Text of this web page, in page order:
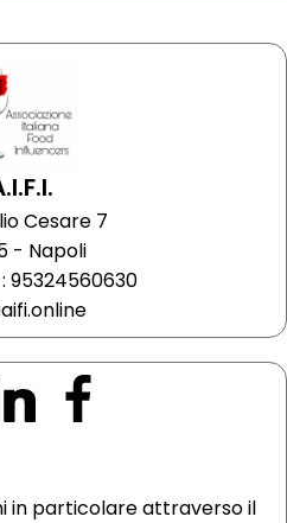
Cesare 7
- Napoli
95324560630
in particolare attraverso il